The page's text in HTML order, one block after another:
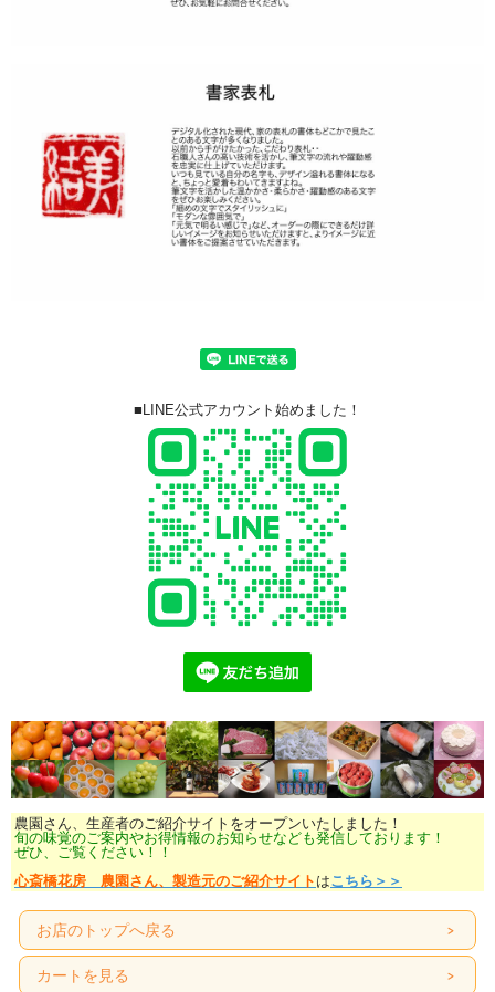
■LINE公式アカウント始めました！
農園さん、生産者のご紹介サイトをオープンいたしました！
旬の味覚のご案内やお得情報のお知らせなども発信しております！
ぜひ、ご覧ください！！
心斎橋花房 農園さん、製造元のご紹介サイト はこちら＞＞
お店のトップへ戻る
カートを見る